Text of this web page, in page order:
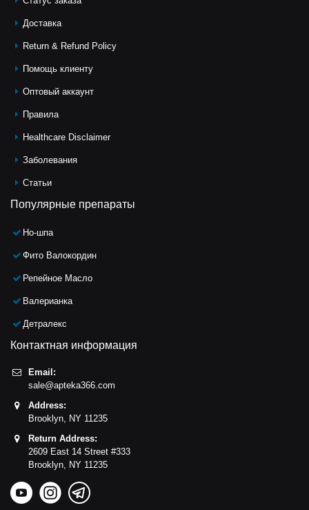
Доставка
Return & Refund Policy
Помощь клиeнту
Оптовый аккаунт
Правила
Healthcare Disclaimer
Заболевания
Статьи
Популярные препараты
Но-шпа
Фито Валокордин
Репейное Масло
Валерианка
Детралекс
Контактная информация
Email:
sale@apteka366.com
Address:
Brooklyn, NY 11235
Return Address:
2609 East 14 Street #333
Brooklyn, NY 11235